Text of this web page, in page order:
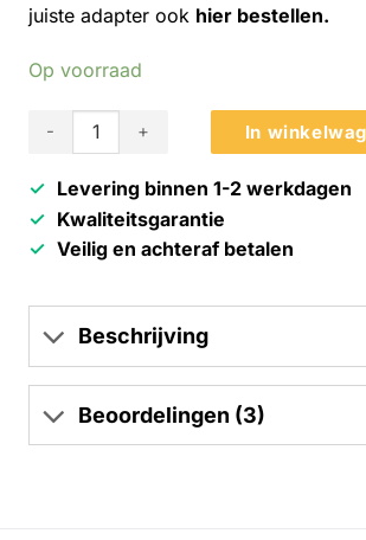
juiste adapter ook hier bestellen.
Op voorraad
Akudeco - Oplaadbare wandlamp voor
In
Levering binnen 1-2 werkdagen
Kwaliteitsgarantie
Veilig en achteraf betalen
Beschrijving
Beoordelingen (3)